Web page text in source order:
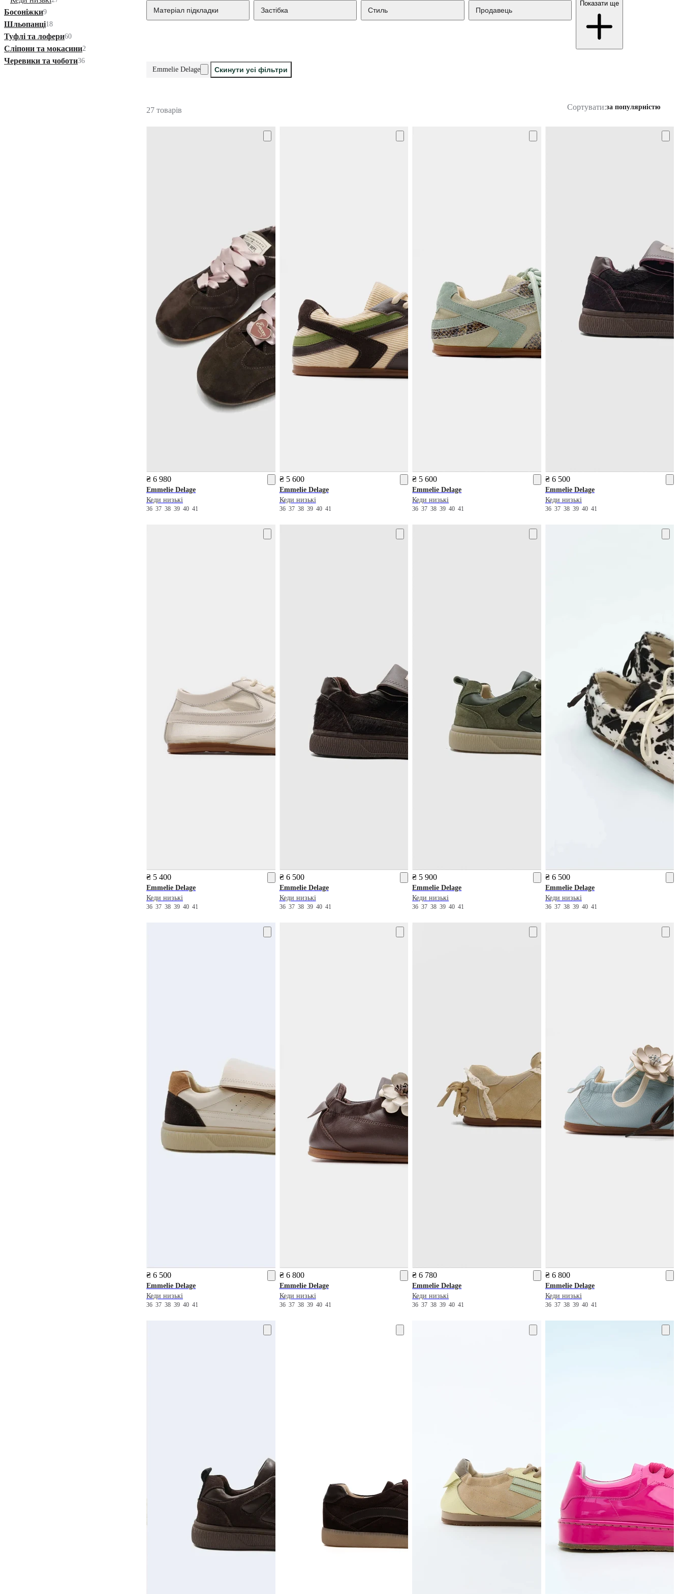
Босоніжки9
Шльопанці18
Туфлі та лофери60
Сліпони та мокасини2
Черевики та чоботи36
Матеріал підкладки Застібка Стиль Продавець
Показати ще
Emmelie Delage Скинути усі фільтри
27 товарів Сортувати:за популярністю
₴ 6 980
Emmelie Delage
Кеди низькі
36 37 38 39 40 41
₴ 5 600
Emmelie Delage
Кеди низькі
36 37 38 39 40 41
₴ 5 600
Emmelie Delage
Кеди низькі
363738394041
₴ 6 500
Emmelie Delage
Кеди низькі
36 37 38 39 40 41
₴ 5 400
Emmelie Delage
Кеди низькі
36 37 38 39 40 41
₴ 6 500
Emmelie Delage
Кеди низькі
36 37 38 39 40 41
₴ 5 900
Emmelie Delage
Кеди низькі
363738394041
₴ 6 500
Emmelie Delage
Кеди низькі
36 37 38 39 40 41
₴ 6 500
Emmelie Delage
Кеди низькі
36 37 38 39 40 41
₴ 6 800
Emmelie Delage
Кеди низькі
36 37 38 39 40 41
₴ 6 780
Emmelie Delage
Кеди низькі
363738394041
₴ 6 800
Emmelie Delage
Кеди низькі
36 37 38 39 40 41